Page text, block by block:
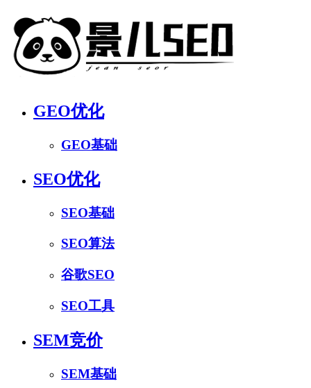
GEO优化
GEO基础
SEO优化
SEO基础
SEO算法
谷歌SEO
SEO工具
SEM竞价
SEM基础